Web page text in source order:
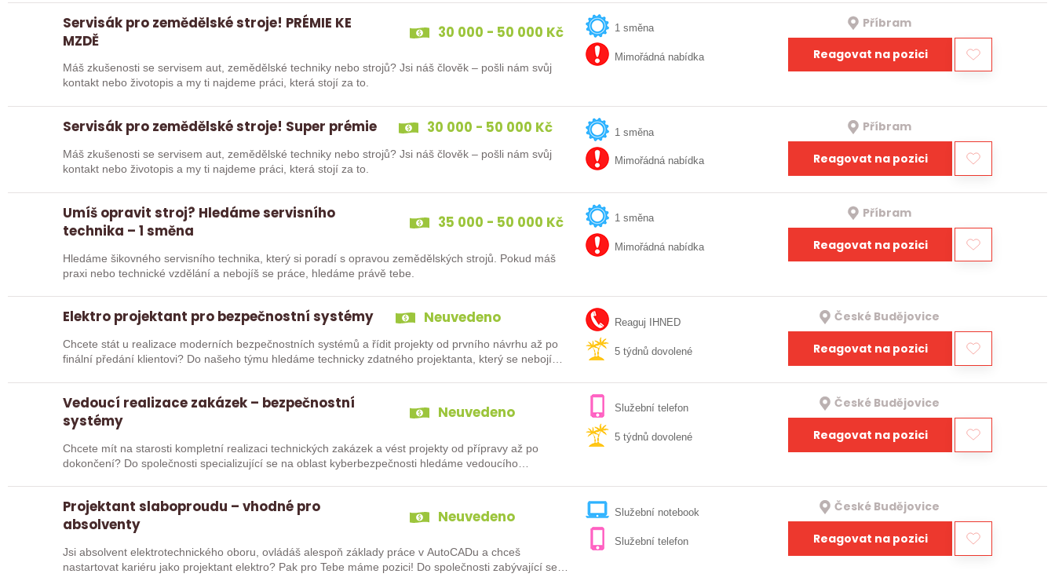
Servisák pro zemědělské stroje! PRÉMIE KE
MZDĚ
30 000 - 50 000 Kč
Máš zkušenosti se servisem aut, zemědělské techniky nebo strojů? Jsi náš člověk – pošli nám svůj
kontakt nebo životopis a my ti najdeme práci, která stojí za to.
1 směna
Mimořádná nabídka
Příbram
Reagovat na pozici
Servisák pro zemědělské stroje! Super prémie 30 000 - 50 000 Kč
Máš zkušenosti se servisem aut, zemědělské techniky nebo strojů? Jsi náš člověk – pošli nám svůj
kontakt nebo životopis a my ti najdeme práci, která stojí za to.
1 směna
Mimořádná nabídka
Příbram
Reagovat na pozici
Umíš opravit stroj? Hledáme servisního
technika – 1 směna
35 000 - 50 000 Kč
Hledáme šikovného servisního technika, který si poradí s opravou zemědělských strojů. Pokud máš
praxi nebo technické vzdělání a nebojíš se práce, hledáme právě tebe.
1 směna
Mimořádná nabídka
Příbram
Reagovat na pozici
Elektro projektant pro bezpečnostní systémy Neuvedeno
Chcete stát u realizace moderních bezpečnostních systémů a řídit projekty od prvního návrhu až po
finální předání klientovi? Do našeho týmu hledáme technicky zdatného projektanta, který se nebojí…
Reaguj IHNED
5 týdnů dovolené
České Budějovice
Reagovat na pozici
Vedoucí realizace zakázek – bezpečnostní
systémy
Neuvedeno
Chcete mít na starosti kompletní realizaci technických zakázek a vést projekty od přípravy až po
dokončení? Do společnosti specializující se na oblast kyberbezpečnosti hledáme vedoucího
Služební telefon
5 týdnů dovolené
České Budějovice
Reagovat na pozici
Projektant slaboproudu – vhodné pro
absolventy
Neuvedeno
Jsi absolvent elektrotechnického oboru, ovládáš alespoň základy práce v AutoCADu a chceš
nastartovat kariéru jako projektant elektro? Pak pro Tebe máme pozici! Do společnosti zabývající se
Služební notebook
Služební telefon
České Budějovice
Reagovat na pozici